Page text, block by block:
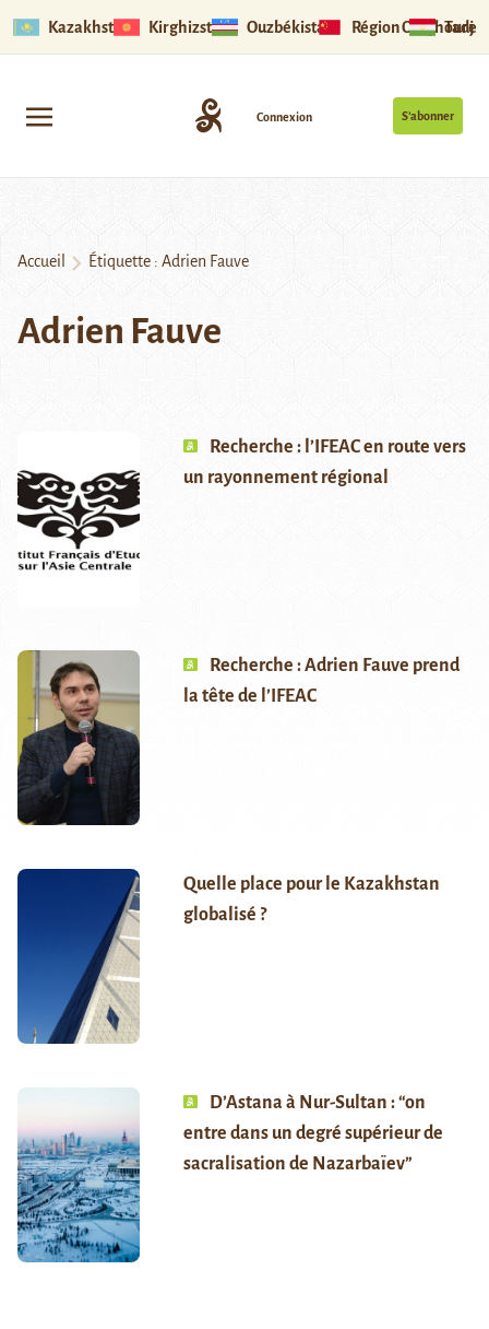
Kazakhstan Kirghizstan Ouzbékistan Région Ouïghoure
S’abonner
Connexion
Accueil Étiquette : Adrien Fauve
Adrien Fauve
Recherche : l’IFEAC en route vers
un rayonnement régional
Recherche : Adrien Fauve prend
la tête de l’IFEAC
Quelle place pour le Kazakhstan
globalisé ?
D’Astana à Nur-Sultan : “on
entre dans un degré supérieur de
sacralisation de Nazarbaïev”